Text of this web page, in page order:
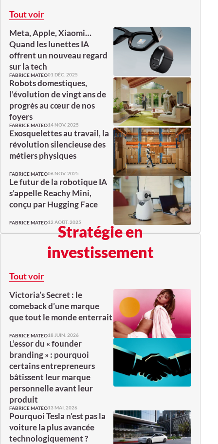
Tout voir
Meta, Apple, Xiaomi…
Quand les lunettes IA
offrent un nouveau regard
sur la tech
FABRICE MATEO01 DÉC. 2025
Robots domestiques,
l’évolution de vingt ans de
progrès au cœur de nos
foyers
FABRICE MATEO14 NOV. 2025
Exosquelettes au travail, la
révolution silencieuse des
métiers physiques
FABRICE MATEO06 NOV. 2025
Le futur de la robotique IA
s’appelle Reachy Mini,
conçu par Hugging Face
FABRICE MATEO12 AOÛT. 2025
Stratégie en
investissement
Tout voir
Victoria’s Secret : le
comeback d’une marque
que tout le monde enterrait
FABRICE MATEO18 JUIN. 2026
L’essor du « founder
branding » : pourquoi
certains entrepreneurs
bâtissent leur marque
personnelle avant leur
produit
FABRICE MATEO13 MAI. 2026
Pourquoi Tesla n’est pas la
voiture la plus avancée
technologiquement ?